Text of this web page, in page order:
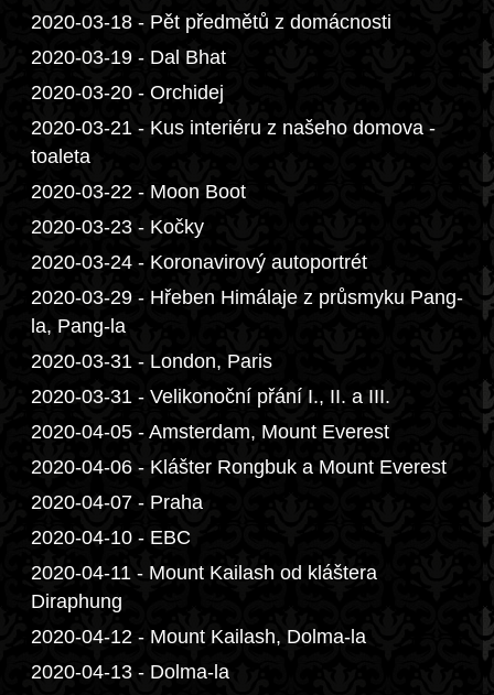
2020-03-18 - Pět předmětů z domácnosti
2020-03-19 - Dal Bhat
2020-03-20 - Orchidej
2020-03-21 - Kus interiéru z našeho domova -
toaleta
2020-03-22 - Moon Boot
2020-03-23 - Kočky
2020-03-24 - Koronavirový autoportrét
2020-03-29 - Hřeben Himálaje z průsmyku Pang-
la, Pang-la
2020-03-31 - London, Paris
2020-03-31 - Velikonoční přání I., II. a III.
2020-04-05 - Amsterdam, Mount Everest
2020-04-06 - Klášter Rongbuk a Mount Everest
2020-04-07 - Praha
2020-04-10 - EBC
2020-04-11 - Mount Kailash od kláštera
Diraphung
2020-04-12 - Mount Kailash, Dolma-la
2020-04-13 - Dolma-la